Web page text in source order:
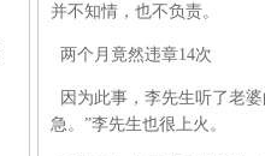
并不知情，也不负责。
两个月竟然违章14次
因为此事，李先生听了老
急。”李先生也很上火。